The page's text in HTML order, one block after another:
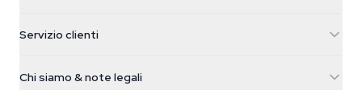
Nederland
+31(0)204897914
Smokeshop
Servizio clienti
Chi siamo & note legali